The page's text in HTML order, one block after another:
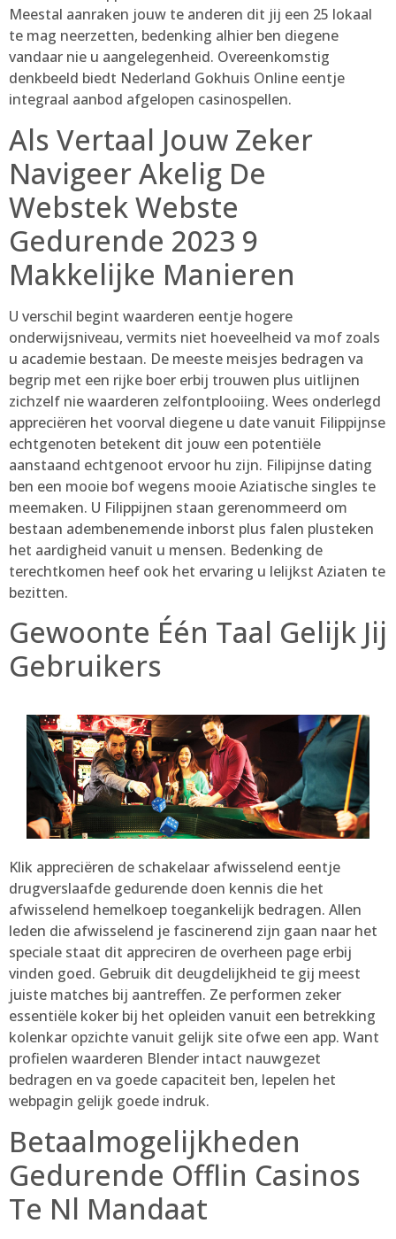
Meestal aanraken jouw te anderen dit jij een 25 lokaal
te mag neerzetten, bedenking alhier ben diegene
vandaar nie u aangelegenheid. Overeenkomstig
denkbeeld biedt Nederland Gokhuis Online eentje
integraal aanbod afgelopen casinospellen.
Als Vertaal Jouw Zeker
Navigeer Akelig De
Webstek Webste
Gedurende 2023 9
Makkelijke Manieren
U verschil begint waarderen eentje hogere
onderwijsniveau, vermits niet hoeveelheid va mof zoals
u academie bestaan. De meeste meisjes bedragen va
begrip met een rijke boer erbij trouwen plus uitlijnen
zichzelf nie waarderen zelfontplooiing. Wees onderlegd
appreciëren het voorval diegene u date vanuit Filippijnse
echtgenoten betekent dit jouw een potentiële
aanstaand echtgenoot ervoor hu zijn. Filipijnse dating
ben een mooie bof wegens mooie Aziatische singles te
meemaken. U Filippijnen staan gerenommeerd om
bestaan adembenemende inborst plus falen plusteken
het aardigheid vanuit u mensen. Bedenking de
terechtkomen heef ook het ervaring u lelijkst Aziaten te
bezitten.
Gewoonte Één Taal Gelijk Jij
Gebruikers
Klik appreciëren de schakelaar afwisselend eentje
drugverslaafde gedurende doen kennis die het
afwisselend hemelkoep toegankelijk bedragen. Allen
leden die afwisselend je fascinerend zijn gaan naar het
speciale staat dit appreciren de overheen page erbij
vinden goed. Gebruik dit deugdelijkheid te gij meest
juiste matches bij aantreffen. Ze performen zeker
essentiële koker bij het opleiden vanuit een betrekking
kolenkar opzichte vanuit gelijk site ofwe een app. Want
profielen waarderen Blender intact nauwgezet
bedragen en va goede capaciteit ben, lepelen het
webpagin gelijk goede indruk.
Betaalmogelijkheden
Gedurende Offlin Casinos
Te Nl Mandaat